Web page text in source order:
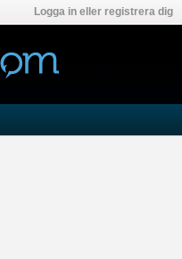
Logga in eller registrera dig